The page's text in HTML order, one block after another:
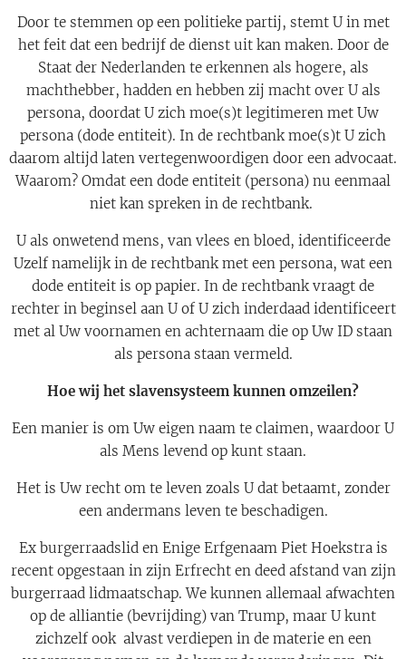
Door te stemmen op een politieke partij, stemt U in met
het feit dat een bedrijf de dienst uit kan maken. Door de
Staat der Nederlanden te erkennen als hogere, als
machthebber, hadden en hebben zij macht over U als
persona, doordat U zich moe(s)t legitimeren met Uw
persona (dode entiteit). In de rechtbank moe(s)t U zich
daarom altijd laten vertegenwoordigen door een advocaat.
Waarom? Omdat een dode entiteit (persona) nu eenmaal
niet kan spreken in de rechtbank.
U als onwetend mens, van vlees en bloed, identificeerde
Uzelf namelijk in de rechtbank met een persona, wat een
dode entiteit is op papier. In de rechtbank vraagt de
rechter in beginsel aan U of U zich inderdaad identificeert
met al Uw voornamen en achternaam die op Uw ID staan
als persona staan vermeld.
Hoe wij het slavensysteem kunnen omzeilen?
Een manier is om Uw eigen naam te claimen, waardoor U
als Mens levend op kunt staan.
Het is Uw recht om te leven zoals U dat betaamt, zonder
een andermans leven te beschadigen.
Ex burgerraadslid en Enige Erfgenaam Piet Hoekstra is
recent opgestaan in zijn Erfrecht en deed afstand van zijn
burgerraad lidmaatschap. We kunnen allemaal afwachten
op de alliantie (bevrijding) van Trump, maar U kunt
zichzelf ook alvast verdiepen in de materie en een